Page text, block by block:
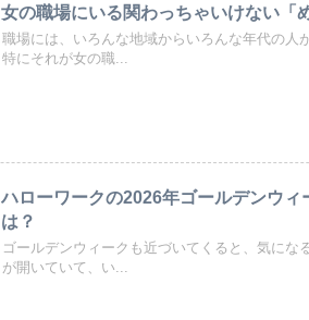
女の職場にいる関わっちゃいけない「
職場には、いろんな地域からいろんな年代の人
特にそれが女の職...
ハローワークの2026年ゴールデンウ
は？
ゴールデンウィークも近づいてくると、気に
が開いていて、い...